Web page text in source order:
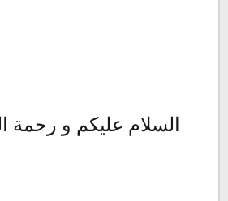
السلام عليكم و رحمة